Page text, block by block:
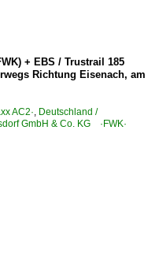
+ EBS / Trustrail 185
Richtung Eisenach, am
AC2·, Deutschland /
GmbH & Co. KG ·FWK·